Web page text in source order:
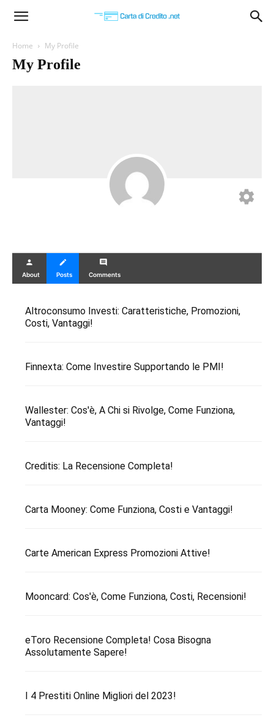
Carta
Home My Profile
My Profile
settings
person
About
create
Posts
comment
Comments
Altroconsumo Investi: Caratteristiche, Promozioni,
Costi, Vantaggi!
Finnexta: Come Investire Supportando le PMI!
Wallester: Cos'è, A Chi si Rivolge, Come Funziona,
Vantaggi!
Creditis: La Recensione Completa!
Carta Mooney: Come Funziona, Costi e Vantaggi!
Carte American Express Promozioni Attive!
Mooncard: Cos'è, Come Funziona, Costi, Recensioni!
eToro Recensione Completa! Cosa Bisogna
Assolutamente Sapere!
I 4 Prestiti Online Migliori del 2023!